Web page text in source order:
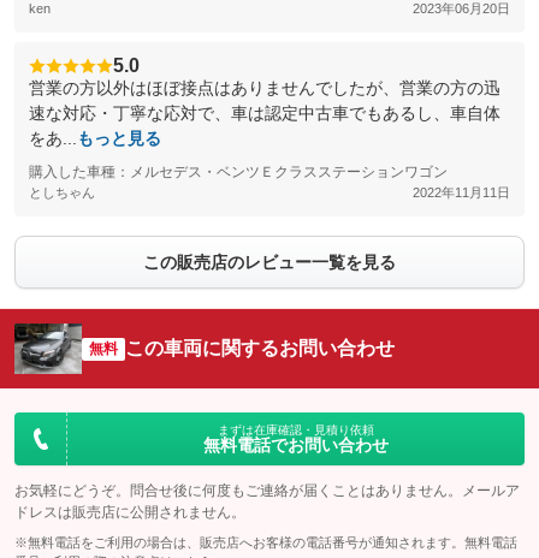
ken 2023年06月20日
5.0
営業の方以外はほぼ接点はありませんでしたが、営業の方の迅
速な対応・丁寧な応対で、車は認定中古車でもあるし、車自体
をあ...
もっと見る
購入した車種：メルセデス・ベンツＥクラスステーションワゴン
としちゃん 2022年11月11日
この販売店のレビュー一覧を見る
無料 この車両に関するお問い合わせ
まずは在庫確認・見積り依頼
無料電話でお問い合わせ
お気軽にどうぞ。問合せ後に何度もご連絡が届くことはありません。メールア
ドレスは販売店に公開されません。
※無料電話をご利用の場合は、販売店へお客様の電話番号が通知されます。無料電話